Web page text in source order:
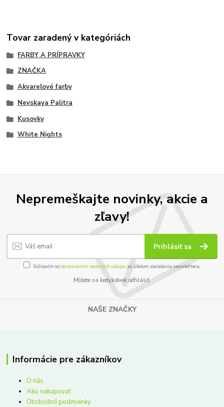
Tovar zaradený v kategóriách
FARBY A PRÍPRAVKY
ZNAČKA
Akvarelové farby
Nevskaya Palitra
Kusovky
White Nights
Nepremeškajte novinky, akcie a
zľavy!
Prihlásiť sa
Súhlasím sospracovaním osobných údajov za účelom zasielania newslettera.
Môžete sa kedykoľvek odhlásiť.
NAŠE ZNAČKY
Informácie pre zákazníkov
O nás
Ako nakupovať
Obchodné podmienky